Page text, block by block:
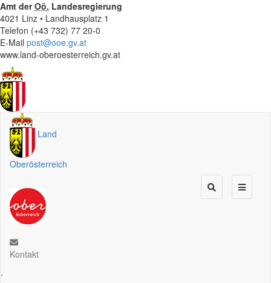
Amt derOö. Landesregierung
4021 Linz • Landhausplatz 1
Telefon (+43 732) 77 20-0
E-Mail post@ooe.gv.at
www.land-oberoesterreich.gv.at
Land
Oberösterreich
Kontakt
.